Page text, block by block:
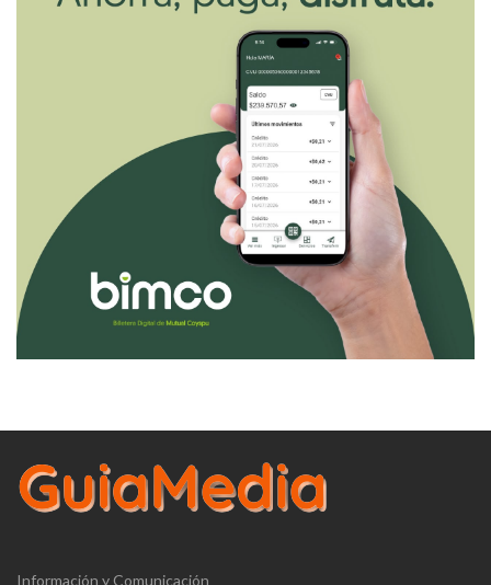
Información y Comunicación